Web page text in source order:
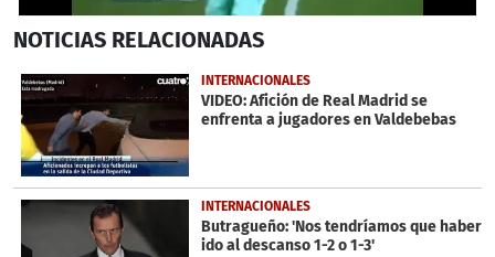
seconds
40
seconds
NOTICIAS RELACIONADAS
INTERNACIONALES
VIDEO: Afición de Real Madrid se
enfrenta a jugadores en Valdebebas
INTERNACIONALES
Butragueño: 'Nos tendríamos que haber
ido al descanso 1-2 o 1-3'